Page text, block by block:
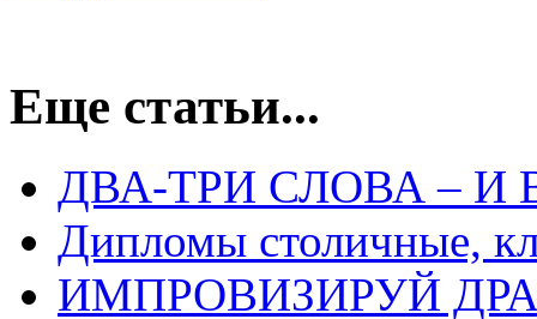
Еще статьи...
ДВА-ТРИ СЛОВА – И
Дипломы столичные,
ИМПРОВИЗИРУЙ